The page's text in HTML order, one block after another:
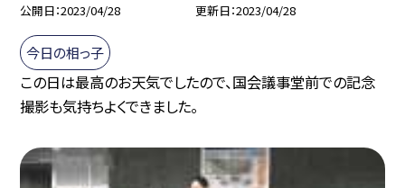
公開日 2023/04/28 更新日 2023/04/28
今日の相っ子
この日は最高のお天気でしたので、国会議事堂前での記念
撮影も気持ちよくできました。